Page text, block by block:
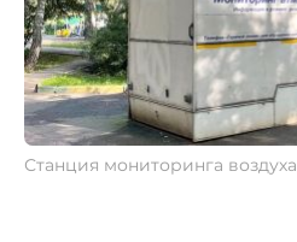
Станция мониторинга воздуха